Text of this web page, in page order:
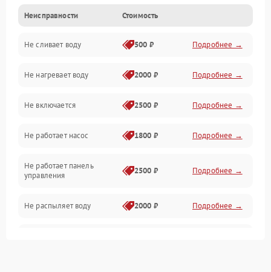
Управление
Электропитание
Датчики
Нагрев
Вода
Гигиена
Программное обеспечение
Неисправности Стоимость
Не сливает воду 500 ₽ Подробнее →
Не нагревает воду 2000 ₽ Подробнее →
Не включается 2500 ₽ Подробнее →
Не работает насос 1800 ₽ Подробнее →
Не работает панель
управления
2500 ₽ Подробнее →
Не распыляет воду 2000 ₽ Подробнее →